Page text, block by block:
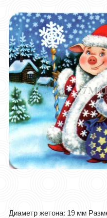
Диаметр жетона: 19 мм